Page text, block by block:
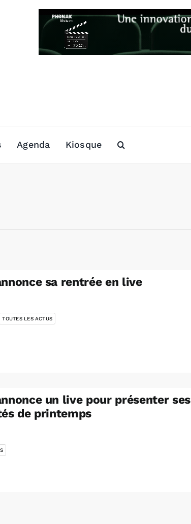
Agenda Kiosque
sa rentrée en live
TOUTES LES ACTUS
un live pour présenter ses
de printemps